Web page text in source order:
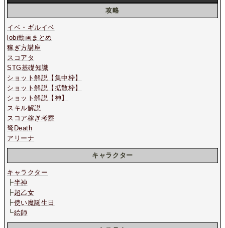
攻略
イベ・ギルイベ
lobi動画まとめ
稼ぎ方講座
スコアタ
STG基礎知識
ショット解説【集中枠】
ショット解説【拡散枠】
ショット解説【神】
スキル解説
スコア稼ぎ考察
弩Death
アリーナ
キャラクター
キャラクター
┣半神
┣超乙女
┣使い魔誕生日
┗絵師